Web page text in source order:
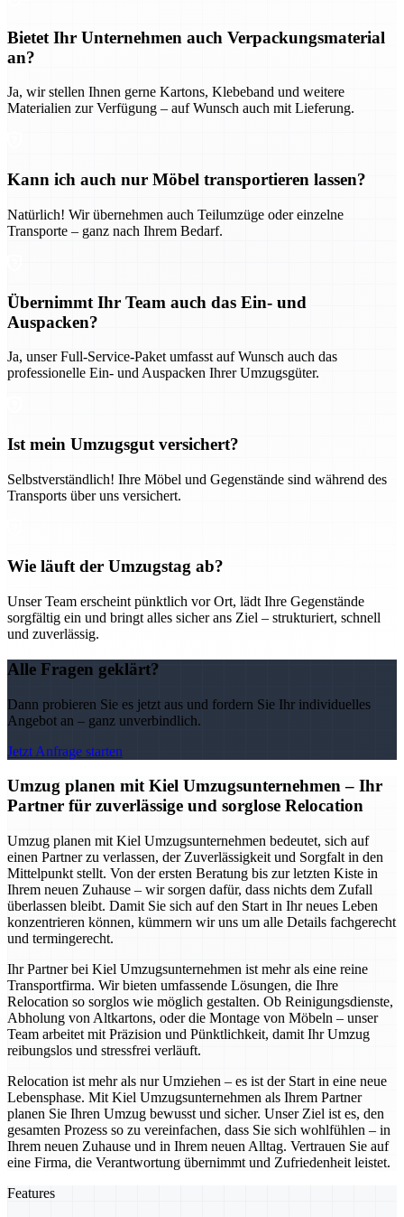
Bietet Ihr Unternehmen auch Verpackungsmaterial
an?
Ja, wir stellen Ihnen gerne Kartons, Klebeband und weitere
Materialien zur Verfügung – auf Wunsch auch mit Lieferung.
Kann ich auch nur Möbel transportieren lassen?
Natürlich! Wir übernehmen auch Teilumzüge oder einzelne
Transporte – ganz nach Ihrem Bedarf.
Übernimmt Ihr Team auch das Ein- und
Auspacken?
Ja, unser Full-Service-Paket umfasst auf Wunsch auch das
professionelle Ein- und Auspacken Ihrer Umzugsgüter.
Ist mein Umzugsgut versichert?
Selbstverständlich! Ihre Möbel und Gegenstände sind während des
Transports über uns versichert.
Wie läuft der Umzugstag ab?
Unser Team erscheint pünktlich vor Ort, lädt Ihre Gegenstände
sorgfältig ein und bringt alles sicher ans Ziel – strukturiert, schnell
und zuverlässig.
Alle Fragen geklärt?
Dann probieren Sie es jetzt aus und fordern Sie Ihr individuelles
Angebot an – ganz unverbindlich.
Jetzt Anfrage starten
Umzug planen mit Kiel Umzugsunternehmen – Ihr
Partner für zuverlässige und sorglose Relocation
Umzug planen mit Kiel Umzugsunternehmen bedeutet, sich auf
einen Partner zu verlassen, der Zuverlässigkeit und Sorgfalt in den
Mittelpunkt stellt. Von der ersten Beratung bis zur letzten Kiste in
Ihrem neuen Zuhause – wir sorgen dafür, dass nichts dem Zufall
überlassen bleibt. Damit Sie sich auf den Start in Ihr neues Leben
konzentrieren können, kümmern wir uns um alle Details fachgerecht
und termingerecht.
Ihr Partner bei Kiel Umzugsunternehmen ist mehr als eine reine
Transportfirma. Wir bieten umfassende Lösungen, die Ihre
Relocation so sorglos wie möglich gestalten. Ob Reinigungsdienste,
Abholung von Altkartons, oder die Montage von Möbeln – unser
Team arbeitet mit Präzision und Pünktlichkeit, damit Ihr Umzug
reibungslos und stressfrei verläuft.
Relocation ist mehr als nur Umziehen – es ist der Start in eine neue
Lebensphase. Mit Kiel Umzugsunternehmen als Ihrem Partner
planen Sie Ihren Umzug bewusst und sicher. Unser Ziel ist es, den
gesamten Prozess so zu vereinfachen, dass Sie sich wohlfühlen – in
Ihrem neuen Zuhause und in Ihrem neuen Alltag. Vertrauen Sie auf
eine Firma, die Verantwortung übernimmt und Zufriedenheit leistet.
Features